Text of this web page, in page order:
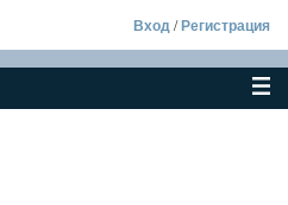
Вход/Регистрация